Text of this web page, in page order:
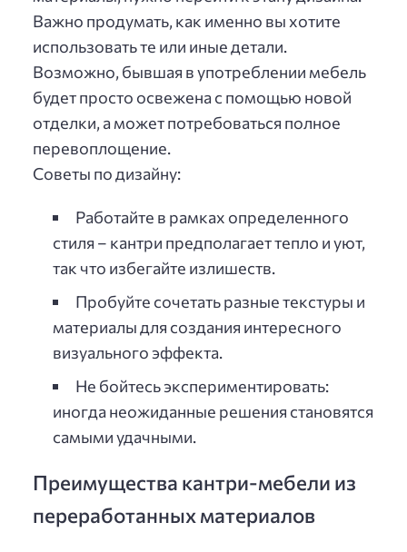
Важно продумать, как именно вы хотите
использовать те или иные детали.
Возможно, бывшая в употреблении мебель
будет просто освежена с помощью новой
отделки, а может потребоваться полное
перевоплощение.
Советы по дизайну:
Работайте в рамках определенного
стиля – кантри предполагает тепло и уют,
так что избегайте излишеств.
Пробуйте сочетать разные текстуры и
материалы для создания интересного
визуального эффекта.
Не бойтесь экспериментировать:
иногда неожиданные решения становятся
самыми удачными.
Преимущества кантри-мебели из
переработанных материалов